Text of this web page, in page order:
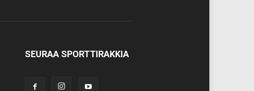
SEURAA SPORTTIRAKKIA